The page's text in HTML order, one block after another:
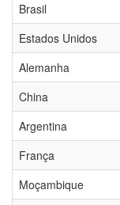
Brasil
Estados Unidos
Alemanha
China
Argentina
França
Moçambique